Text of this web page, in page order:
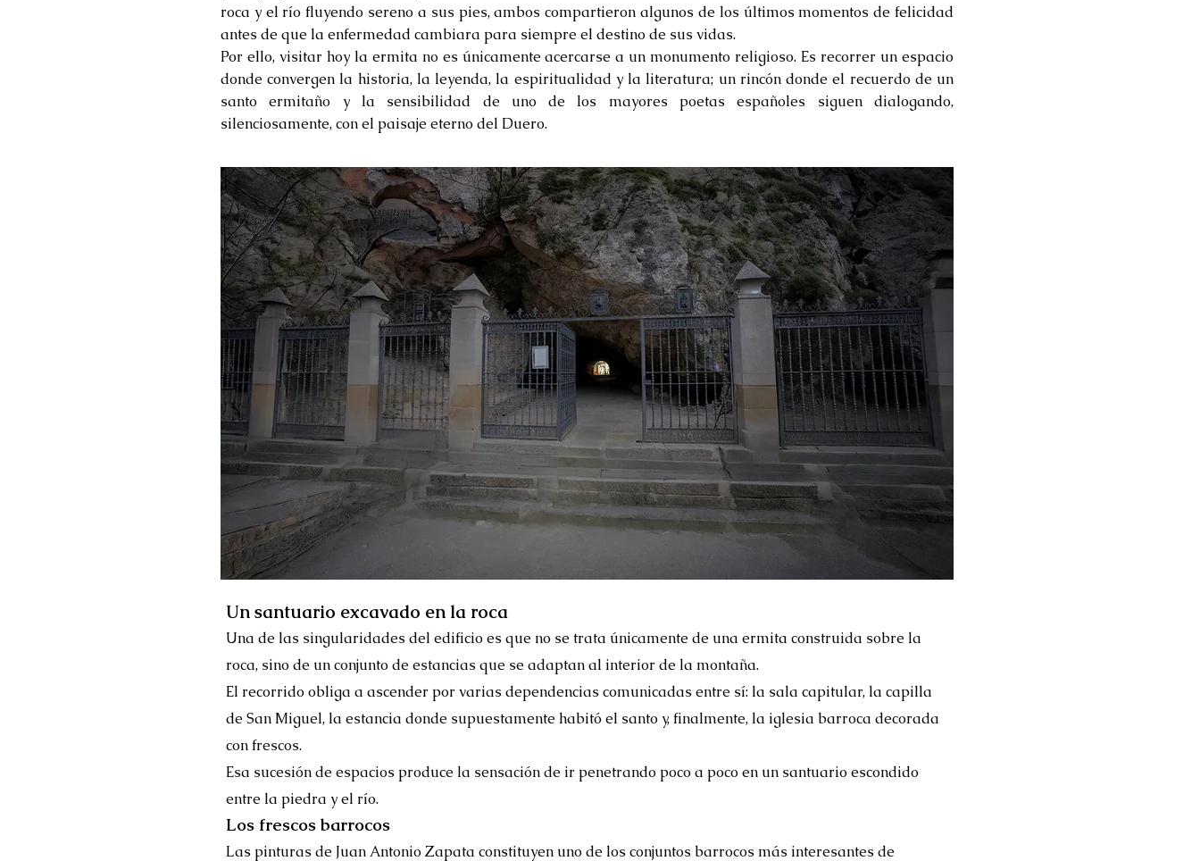
roca y el río fluyendo sereno a sus pies, ambos compartieron algunos de los últimos momentos de felicidad
antes de que la enfermedad cambiara para siempre el destino de sus vidas.
Por ello, visitar hoy la ermita no es únicamente acercarse a un monumento religioso. Es recorrer un espacio
donde convergen la historia, la leyenda, la espiritualidad y la literatura; un rincón donde el recuerdo de un
santo ermitaño y la sensibilidad de uno de los mayores poetas españoles siguen dialogando,
silenciosamente, con el paisaje eterno del Duero.
Un santuario excavado en la roca
Una de las singularidades del edificio es que no se trata únicamente de una ermita construida sobre la
roca, sino de un conjunto de estancias que se adaptan al interior de la montaña.
El recorrido obliga a ascender por varias dependencias comunicadas entre sí: la sala capitular, la capilla
de San Miguel, la estancia donde supuestamente habitó el santo y, finalmente, la iglesia barroca decorada
con frescos.
Esa sucesión de espacios produce la sensación de ir penetrando poco a poco en un santuario escondido
entre la piedra y el río.
Los frescos barrocos
Las pinturas de Juan Antonio Zapata constituyen uno de los conjuntos barrocos más interesantes de